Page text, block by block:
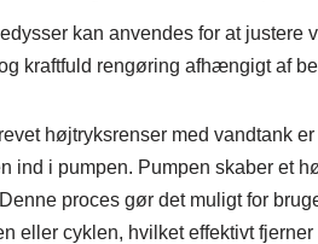
kan anvendes for at justere
kraftfuld rengøring afhængigt af
højtryksrenser med vandtank
ind i pumpen. Pumpen skaber et
proces gør det muligt for
eller cyklen, hvilket effektivt